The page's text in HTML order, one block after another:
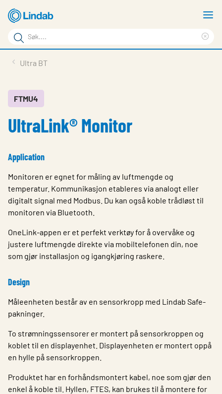
hovedinnhold
Søkeord
Søk
på
Last ned
Om Lindab
Kontakt oss
Logg inn
Choose languge
Norway
Ultra BT
FTMU4
UltraLink® Monitor
Application
Monitoren er egnet for måling av luftmengde og
temperatur. Kommunikasjon etableres via analogt eller
digitalt signal med Modbus. Du kan også koble trådløst til
monitoren via Bluetooth.
OneLink-appen er et perfekt verktøy for å overvåke og
justere luftmengde direkte via mobiltelefonen din, noe
som gjør installasjon og igangkjøring raskere.
Design
Måleenheten består av en sensorkropp med Lindab Safe-
pakninger.
To strømningssensorer er montert på sensorkroppen og
koblet til en displayenhet. Displayenheten er montert oppå
en hylle på sensorkroppen.
Produktet har en forhåndsmontert kabel, noe som gjør den
enkel å koble til. Hyllen, FTES, kan brukes til å montere for